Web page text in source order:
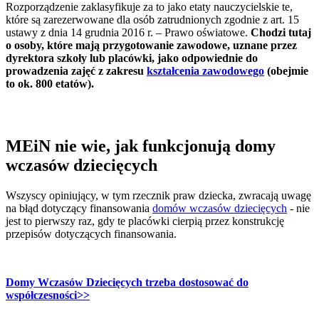
Rozporządzenie zaklasyfikuje za to jako etaty nauczycielskie te,
które są zarezerwowane dla osób zatrudnionych zgodnie z art. 15
ustawy z dnia 14 grudnia 2016 r. – Prawo oświatowe. Chodzi tutaj
o osoby, które mają przygotowanie zawodowe, uznane przez
dyrektora szkoły lub placówki, jako odpowiednie do
prowadzenia zajęć z zakresu kształcenia zawodowego (obejmie
to ok. 800 etatów).
MEiN nie wie, jak funkcjonują domy
wczasów dziecięcych
Wszyscy opiniujący, w tym rzecznik praw dziecka, zwracają uwagę
na błąd dotyczący finansowania domów wczasów dziecięcych - nie
jest to pierwszy raz, gdy te placówki cierpią przez konstrukcję
przepisów dotyczących finansowania.
Domy Wczasów Dziecięcych trzeba dostosować do
współczesności>>